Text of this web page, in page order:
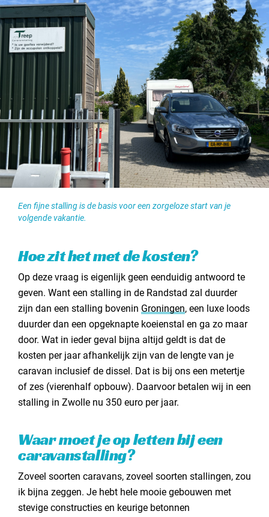
Een fijne stalling is de basis voor een zorgeloze start van je
volgende vakantie.
Hoe zit het met de kosten?
Op deze vraag is eigenlijk geen eenduidig antwoord te
geven. Want een stalling in de Randstad zal duurder
zijn dan een stalling bovenin Groningen, een luxe loods
duurder dan een opgeknapte koeienstal en ga zo maar
door. Wat in ieder geval bijna altijd geldt is dat de
kosten per jaar afhankelijk zijn van de lengte van je
caravan inclusief de dissel. Dat is bij ons een metertje
of zes (vierenhalf opbouw). Daarvoor betalen wij in een
stalling in Zwolle nu 350 euro per jaar.
Waar moet je op letten bij een
caravanstalling?
Zoveel soorten caravans, zoveel soorten stallingen, zou
ik bijna zeggen. Je hebt hele mooie gebouwen met
stevige constructies en keurige betonnen